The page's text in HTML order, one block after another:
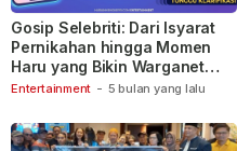
Entertainment - 5 bulan yang lalu
Gosip Selebriti: Dari Isyarat
Pernikahan hingga Momen
Haru yang Bikin Warganet
Berspekulasi